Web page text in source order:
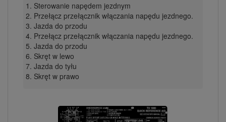
Sterowanie napędem jezdnym
Przełącz przełącznik włączania napędu jezdnego.
Jazda do przodu
Przełącz przełącznik włączania napędu jezdnego.
Jazda do przodu
Skręt w lewo
Jazda do tyłu
Skręt w prawo